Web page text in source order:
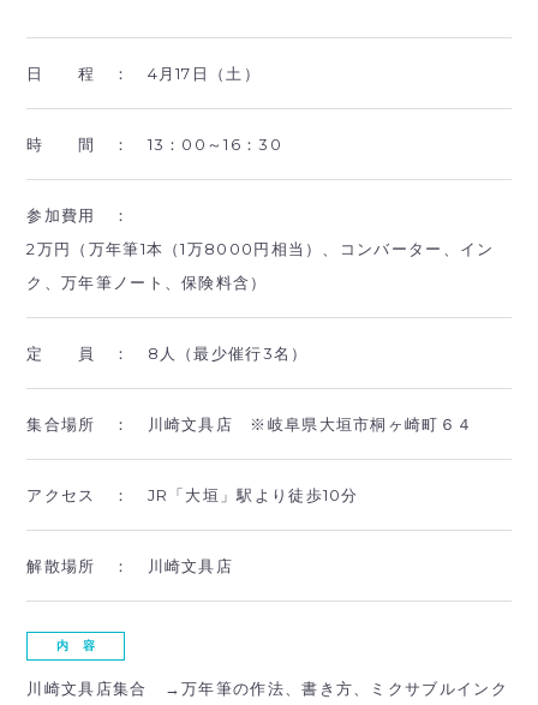
日 程 ： 4月17日（土）
時 間 ： 13：00～16：30
参加費用 ：
2万円（万年筆1本（1万8000円相当）、コンバーター、イン
ク、万年筆ノート、保険料含）
定 員 ： 8人（最少催行3名）
集合場所 ： 川崎文具店 ※岐阜県大垣市桐ヶ崎町６４
アクセス ： JR「大垣」駅より徒歩10分
解散場所 ： 川崎文具店
内 容
川崎文具店集合 →万年筆の作法、書き方、ミクサブルインク